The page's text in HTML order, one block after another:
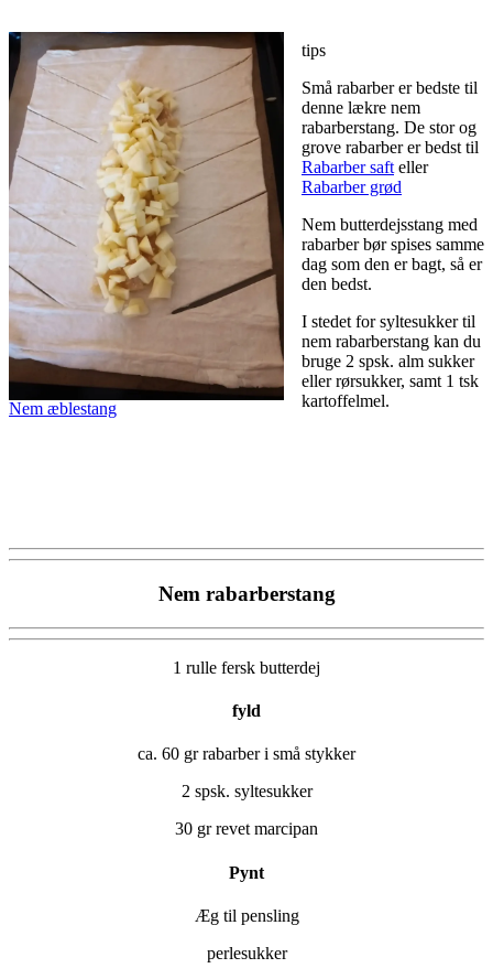
Nem æblestang
tips
Små rabarber er bedste til
denne lækre nem
rabarberstang. De stor og
grove rabarber er bedst til
Rabarber saft eller
Rabarber grød
Nem butterdejsstang med
rabarber bør spises samme
dag som den er bagt, så er
den bedst.
I stedet for syltesukker til
nem rabarberstang kan du
bruge 2 spsk. alm sukker
eller rørsukker, samt 1 tsk
kartoffelmel.
Nem rabarberstang
1 rulle fersk butterdej
fyld
ca. 60 gr rabarber i små stykker
2 spsk. syltesukker
30 gr revet marcipan
Pynt
Æg til pensling
perlesukker